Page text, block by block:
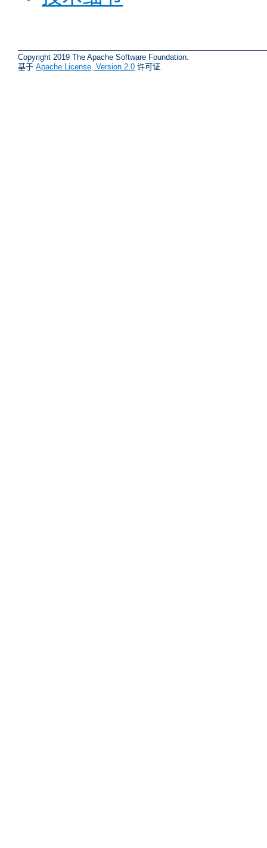
Copyright 2019 The Apache Software Foundation.
基于 Apache License, Version 2.0 许可证.